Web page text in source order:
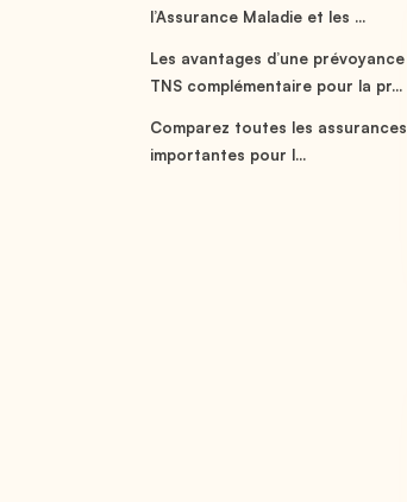
l’Assurance Maladie et les ...
Les avantages d’une prévoyance
TNS complémentaire pour la pr...
Comparez toutes les assurances
importantes pour l...